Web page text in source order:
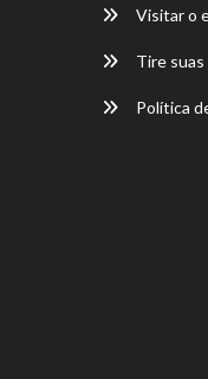
Visitar o
Tire suas
Política